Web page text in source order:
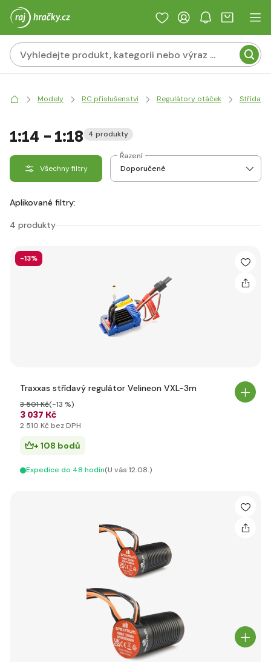
Modely RC příslušenství Regulátory otáček Střídavé
1:14 - 1:18 4 produkty
Všechny filtry
Řazení
Aplikované filtry:
4 produkty
-13%
Traxxas střídavý regulátor Velineon VXL-3m
3 037 Kč
3 501 Kč(-13 %)
2 510 Kč bez DPH
+ 108 bodů
Expedice do 48 hodín(U vás 12.08.)